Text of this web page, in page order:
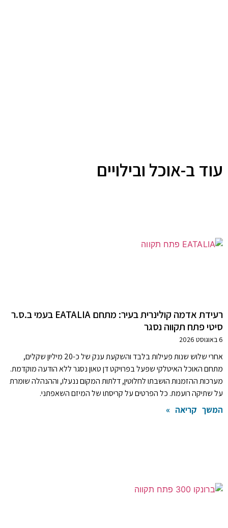
עוד ב-אוכל ובילויים
רעידת אדמה קולינרית בעיר: מתחם EATALIA בעמי ב.ס.ר
סיטי פתח תקווה נסגר
6 באוגוסט 2026
אחרי שלוש שנות פעילות בלבד והשקעת ענק של כ-20 מיליון שקלים,
מתחם האוכל האיטלקי שפעל בפרויקט דן טאון נסגר ללא הודעה מוקדמת.
מערכות ההזמנות הושבתו לחלוטין, דלתות המקום ננעלו, וההנהלה שומרת
על שתיקה רועמת. כל הפרטים על קריסתו של המיזם השאפתני.
המשך קריאה »